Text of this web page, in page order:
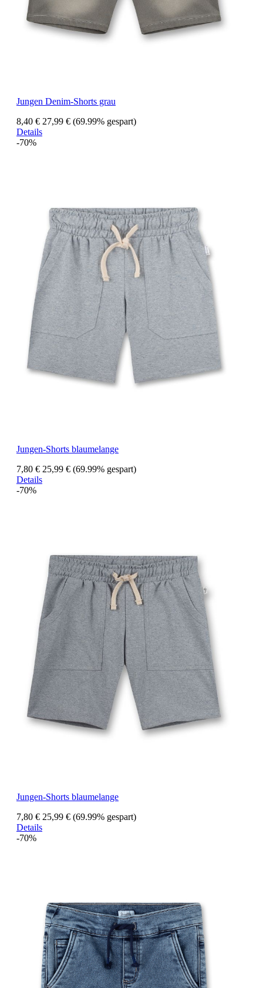
Jungen Denim-Shorts grau
8,40 € 27,99 € (69.99% gespart)
Details
-70%
Jungen-Shorts blaumelange
7,80 € 25,99 € (69.99% gespart)
Details
-70%
Jungen-Shorts blaumelange
7,80 € 25,99 € (69.99% gespart)
Details
-70%